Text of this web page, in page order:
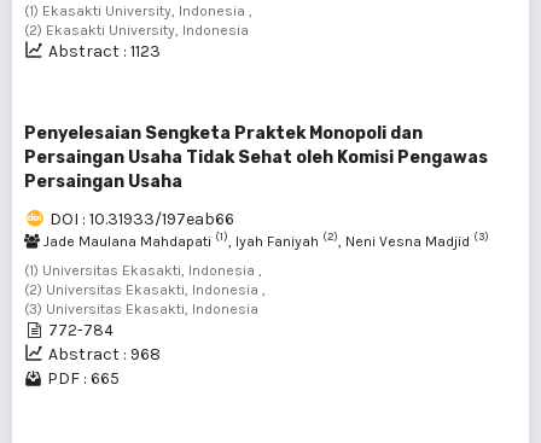
(1) Ekasakti University, Indonesia ,
(2) Ekasakti University, Indonesia
Abstract : 1123
Penyelesaian Sengketa Praktek Monopoli dan
Persaingan Usaha Tidak Sehat oleh Komisi Pengawas
Persaingan Usaha
DOI : 10.31933/197eab66
Jade Maulana Mahdapati (1) , Iyah Faniyah (2) , Neni Vesna Madjid (3)
(1) Universitas Ekasakti, Indonesia ,
(2) Universitas Ekasakti, Indonesia ,
(3) Universitas Ekasakti, Indonesia
772-784
Abstract : 968
PDF : 665